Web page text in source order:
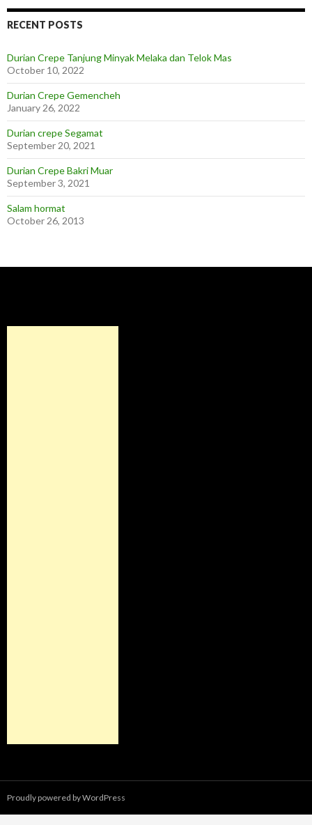
RECENT POSTS
Durian Crepe Tanjung Minyak Melaka dan Telok Mas
October 10, 2022
Durian Crepe Gemencheh
January 26, 2022
Durian crepe Segamat
September 20, 2021
Durian Crepe Bakri Muar
September 3, 2021
Salam hormat
October 26, 2013
Proudly powered by WordPress